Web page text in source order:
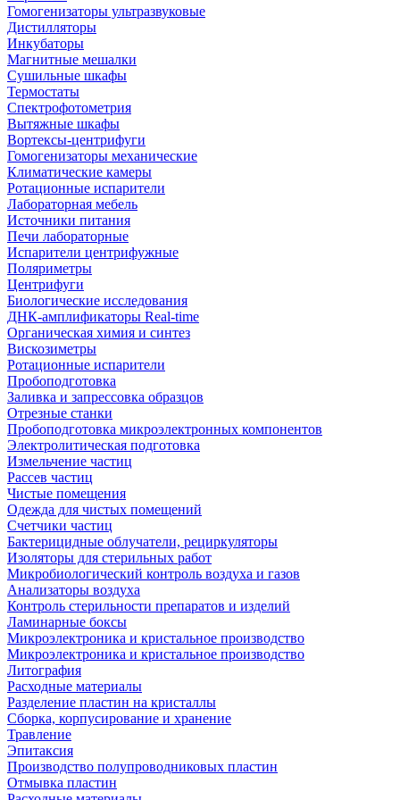
Гомогенизаторы ультразвуковые
Дистилляторы
Инкубаторы
Магнитные мешалки
Сушильные шкафы
Термостаты
Спектрофотометрия
Вытяжные шкафы
Вортексы-центрифуги
Гомогенизаторы механические
Климатические камеры
Ротационные испарители
Лабораторная мебель
Источники питания
Печи лабораторные
Испарители центрифужные
Поляриметры
Центрифуги
Биологические исследования
ДНК-амплификаторы Real-time
Органическая химия и синтез
Вискозиметры
Ротационные испарители
Пробоподготовка
Заливка и запрессовка образцов
Отрезные станки
Пробоподготовка микроэлектронных компонентов
Электролитическая подготовка
Измельчение частиц
Рассев частиц
Чистые помещения
Одежда для чистых помещений
Счетчики частиц
Бактерицидные облучатели, рециркуляторы
Изоляторы для стерильных работ
Микробиологический контроль воздуха и газов
Анализаторы воздуха
Контроль стерильности препаратов и изделий
Ламинарные боксы
Микроэлектроника и кристальное производство
Микроэлектроника и кристальное производство
Литография
Расходные материалы
Разделение пластин на кристаллы
Сборка, корпусирование и хранение
Травление
Эпитаксия
Производство полупроводниковых пластин
Отмывка пластин